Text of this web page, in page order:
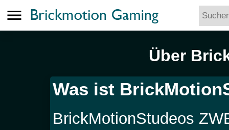
menu
Über
Was ist
BrickMotionStudeos